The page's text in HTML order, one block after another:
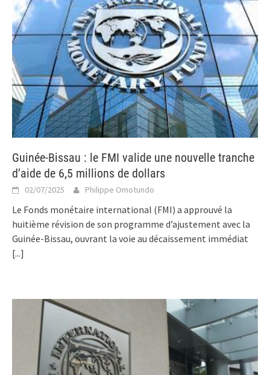
Guinée-Bissau : le FMI valide une nouvelle tranche
d’aide de 6,5 millions de dollars
02/07/2025 Philippe Omotundo
Le Fonds monétaire international (FMI) a approuvé la
huitième révision de son programme d’ajustement avec la
Guinée-Bissau, ouvrant la voie au décaissement immédiat
[...]